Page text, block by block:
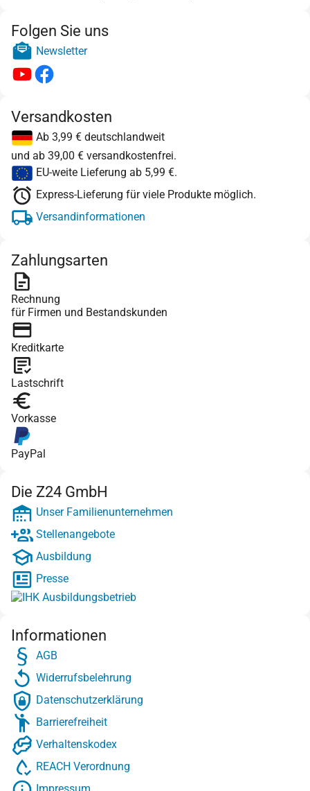
Folgen Sie uns
Newsletter
Versandkosten
Ab 3,99 € deutschlandweit
und ab 39,00 € versandkostenfrei.
EU-weite Lieferung ab 5,99 €.
Express-Lieferung für viele Produkte möglich.
Versandinformationen
Zahlungsarten
Rechnung
für Firmen und Bestandskunden
Kreditkarte
Lastschrift
Vorkasse
PayPal
Die Z24 GmbH
Unser Familienunternehmen
Stellenangebote
Ausbildung
Presse
Informationen
AGB
Widerrufsbelehrung
Datenschutzerklärung
Barrierefreiheit
Verhaltenskodex
REACH Verordnung